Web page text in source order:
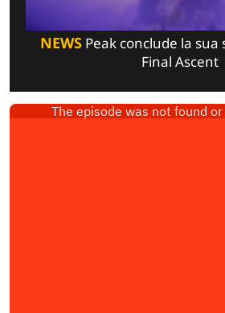
NEWSPeak conclude la sua
Final Ascent